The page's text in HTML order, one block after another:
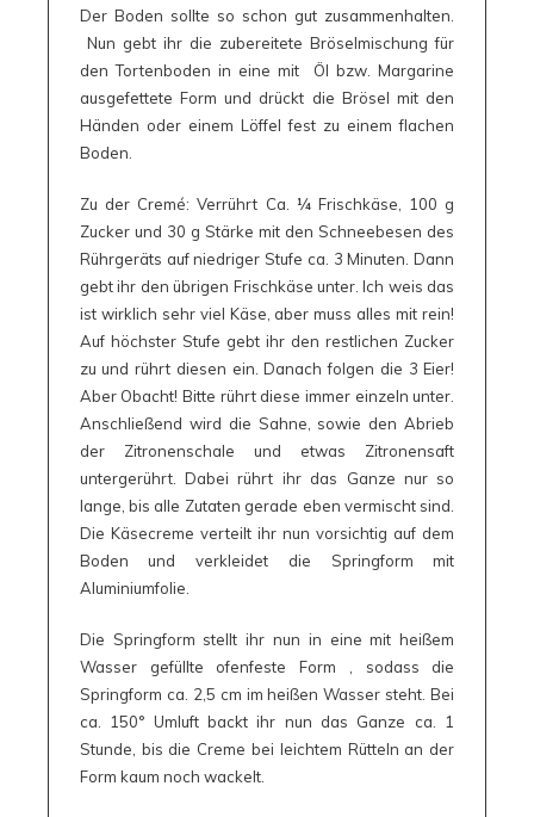
Der Boden sollte so schon gut zusammenhalten.
Nun gebt ihr die zubereitete Bröselmischung für
den Tortenboden in eine mit Öl bzw. Margarine
ausgefettete Form und drückt die Brösel mit den
Händen oder einem Löffel fest zu einem flachen
Boden.
Zu der Cremé: Verrührt Ca. 1⁄4 Frischkäse, 100 g
Zucker und 30 g Stärke mit den Schneebesen des
Rührgeräts auf niedriger Stufe ca. 3 Minuten. Dann
gebt ihr den übrigen Frischkäse unter. Ich weis das
ist wirklich sehr viel Käse, aber muss alles mit rein!
Auf höchster Stufe gebt ihr den restlichen Zucker
zu und rührt diesen ein. Danach folgen die 3 Eier!
Aber Obacht! Bitte rührt diese immer einzeln unter.
Anschließend wird die Sahne, sowie den Abrieb
der Zitronenschale und etwas Zitronensaft
untergerührt. Dabei rührt ihr das Ganze nur so
lange, bis alle Zutaten gerade eben vermischt sind.
Die Käsecreme verteilt ihr nun vorsichtig auf dem
Boden und verkleidet die Springform mit
Aluminiumfolie.
Die Springform stellt ihr nun in eine mit heißem
Wasser gefüllte ofenfeste Form , sodass die
Springform ca. 2,5 cm im heißen Wasser steht. Bei
ca. 150° Umluft backt ihr nun das Ganze ca. 1
Stunde, bis die Creme bei leichtem Rütteln an der
Form kaum noch wackelt.